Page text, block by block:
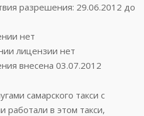
разрешения: 29.06.2012 до
нет
лицензии нет
внесена 03.07.2012
самарского такси с
в этом такси,